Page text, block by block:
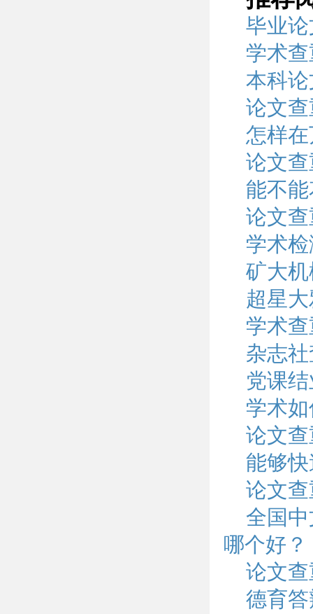
毕业
学术
本科
论文
怎样
论文
能不
论文
学术
矿大
超星
学术
杂志
党课
学术
论文
能够
论文
全国
哪个好？
论文
德育